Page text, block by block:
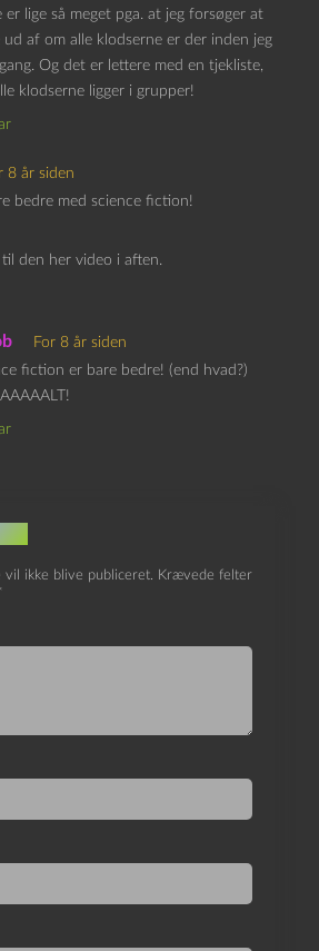
er lige så meget pga. at jeg forsøger at
ud af om alle klodserne er der inden jeg
Og det er lettere med en tjekliste,
klodserne ligger i grupper!
8 år siden
bedre med science fiction!
til den her video i aften.
For 8 år siden
fiction er bare bedre! (end hvad?)
vil ikke blive publiceret. Krævede felter